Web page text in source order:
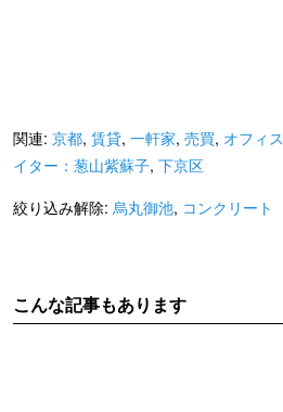
関連: 京都, 賃貸, 一軒家, 売買, オフィス
イター：葱山紫蘇子, 下京区
絞り込み解除: 烏丸御池, コンクリート
こんな記事もあります